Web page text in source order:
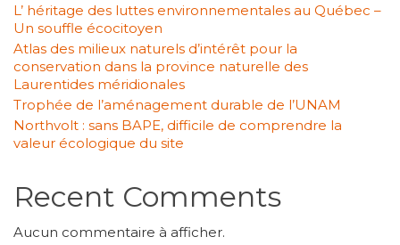
L’ héritage des luttes environnementales au Québec –
Un souffle écocitoyen
Atlas des milieux naturels d’intérêt pour la
conservation dans la province naturelle des
Laurentides méridionales
Trophée de l’aménagement durable de l’UNAM
Northvolt : sans BAPE, difficile de comprendre la
valeur écologique du site
Recent Comments
Aucun commentaire à afficher.